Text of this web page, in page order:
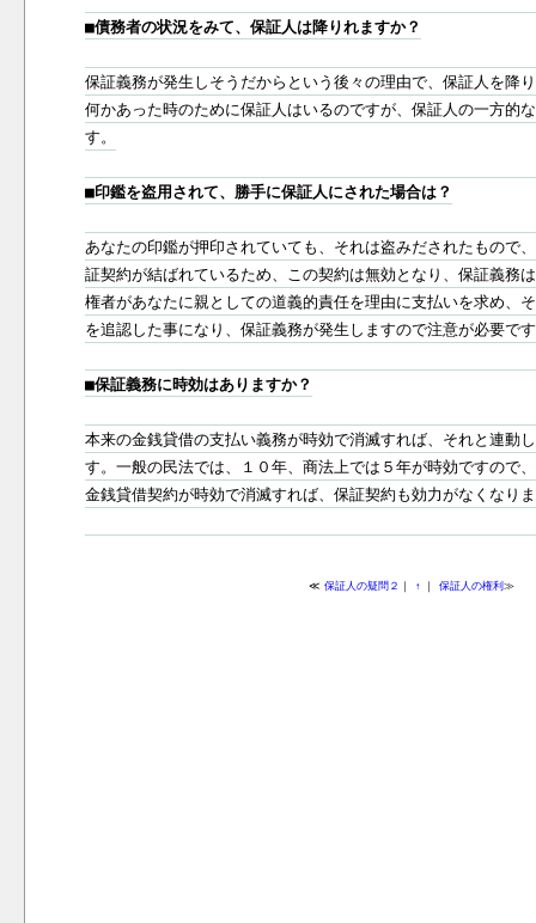
■債務者の状況をみて、保証人は降りれますか？
保証義務が発生しそうだからという後々の理由で、保証人を降
何かあった時のために保証人はいるのですが、保証人の一方的
す。
■印鑑を盗用されて、勝手に保証人にされた場合は？
あなたの印鑑が押印されていても、それは盗みだされたもので
証契約が結ばれているため、この契約は無効となり、保証義務
権者があなたに親としての道義的責任を理由に支払いを求め、
を追認した事になり、保証義務が発生しますので注意が必要で
■保証義務に時効はありますか？
本来の金銭貸借の支払い義務が時効で消滅すれば、それと連動
す。一般の民法では、１０年、商法上では５年が時効ですので
金銭貸借契約が時効で消滅すれば、保証契約も効力がなくなり
≪ 保証人の疑問２ ｜ ↑ ｜ 保証人の権利 ≫